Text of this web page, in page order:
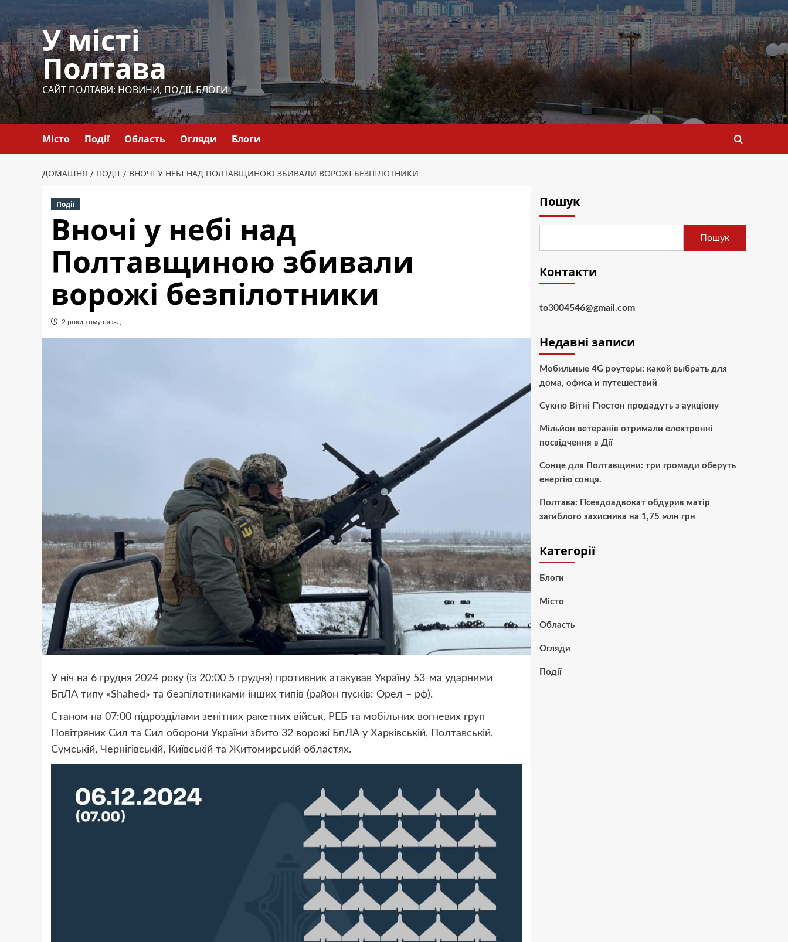
до
вмісту
У місті
Полтава
САЙТ ПОЛТАВИ: НОВИНИ, ПОДІЇ, БЛОГИ
Місто Події Область Огляди Блоги
ДОМАШНЯ ПОДІЇ ВНОЧІ У НЕБІ НАД ПОЛТАВЩИНОЮ ЗБИВАЛИ ВОРОЖІ БЕЗПІЛОТНИКИ
Події
Вночі у небі над
Полтавщиною збивали
ворожі безпілотники
2 роки тому назад
У ніч на 6 грудня 2024 року (із 20:00 5 грудня) противник атакував Україну 53-ма ударними
БпЛА типу «Shahed» та безпілотниками інших типів (район пусків: Орел – рф).
Станом на 07:00 підрозділами зенітних ракетних військ, РЕБ та мобільних вогневих груп
Повітряних Сил та Сил оборони України збито 32 ворожі БпЛА у Харківській, Полтавській,
Сумській, Чернігівській, Київській та Житомирській областях.
Пошук
Пошук
Контакти
to3004546@gmail.com
Недавні записи
Мобильные 4G роутеры: какой выбрать для
дома, офиса и путешествий
Сукню Вітні Г’юстон продадуть з аукціону
Мільйон ветеранів отримали електронні
посвідчення в Дії
Сонце для Полтавщини: три громади оберуть
енергію сонця.
Полтава: Псевдоадвокат обдурив матір
загиблого захисника на 1,75 млн грн
Категорії
Блоги
Місто
Область
Огляди
Події